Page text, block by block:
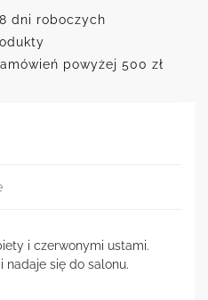
dni roboczych
powyżej 500 zł
i czerwonymi ustami.
nadaje się do salonu.